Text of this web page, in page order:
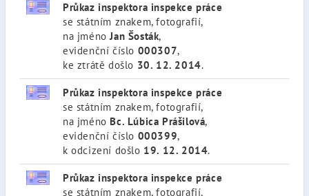
Průkaz inspektora inspekce práce
se státním znakem, fotografií,
na jménoJan Šosták,
evidenční číslo 000307,
ke ztrátě došlo 30. 12. 2014.
Průkaz inspektora inspekce práce
se státním znakem, fotografií,
na jméno Bc. Lúbica Prášilová,
evidenční číslo 000399,
k odcizení došlo 19. 12. 2014.
Průkaz inspektora inspekce práce
se státním znakem, fotografií,